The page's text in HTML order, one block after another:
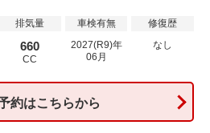
排気量
660
CC
車検有無
2027(R9)年
06月
修復歴
なし
約はこちらから